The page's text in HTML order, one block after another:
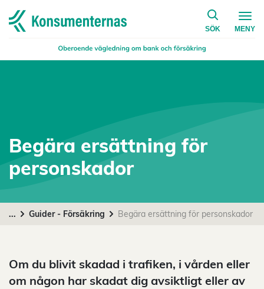
Navigera till startsidan
SÖK
på
MENY
Begära ersättning för
personskador
... Guider - Försäkring Begära ersättning för personskador
Om du blivit skadad i trafiken, i vården eller
om någon har skadat dig avsiktligt eller av